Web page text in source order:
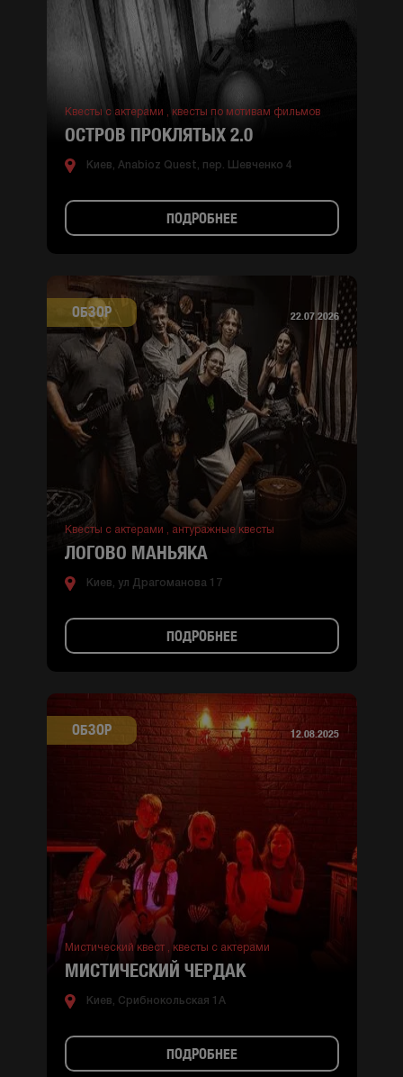
Квесты с актерами , квесты по мотивам фильмов
ОСТРОВ ПРОКЛЯТЫХ 2.0
Киев, Anabioz Quest, пер. Шевченко 4
ПОДРОБНЕЕ
ОБЗОР 22.07.2026
Квесты с актерами , антуражные квесты
ЛОГОВО МАНЬЯКА
Киев, ул Драгоманова 17
ПОДРОБНЕЕ
ОБЗОР 12.08.2025
Мистический квест ,квесты с актерами
МИСТИЧЕСКИЙ ЧЕРДАК
Киев, Срибнокольская 1А
ПОДРОБНЕЕ